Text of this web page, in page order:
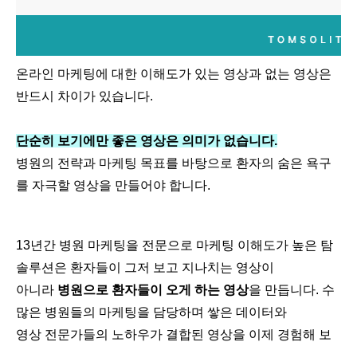
온라인 마케팅에 대한 이해도가 있는 영상과 없는 영상은
반드시 차이가 있습니다.
단순히 보기에만 좋은 영상은 의미가 없습니다.
병원의 전략과 마케팅 목표를 바탕으로 환자의 숨은 욕구
를 자극할 영상을 만들어야 합니다.
13년간 병원 마케팅을 전문으로 마케팅 이해도가 높은 탐
솔루션은 환자들이 그저 보고 지나치는 영상이
아니라 병원으로 환자들이 오게 하는 영상을 만듭니다. 수
많은 병원들의 마케팅을 담당하며 쌓은 데이터와
영상 전문가들의 노하우가 결합된 영상을 이제 경험해 보